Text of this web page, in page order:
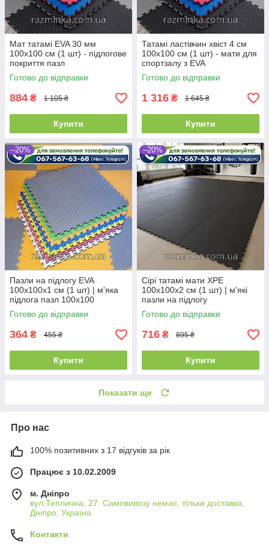
Мат татамі EVA 30 мм
100х100 см (1 шт) - підлогове
покриття пазл
Готово до відправки
884 ₴ 1 105 ₴
Купити
Татамі ластівчин хвіст 4 см
100х100 см (1 шт) - мати для
спортзалу з EVA
Готово до відправки
1 316 ₴ 1 645 ₴
Купити
–20%
Пазли на підлогу EVA
100х100х1 см (1 шт) | м'яка
підлога пазл 100х100
Готово до відправки
364 ₴ 455 ₴
Купити
–20%
Сірі татамі мати XPE
100х100х2 см (1 шт) | м'які
пазли на підлогу
Готово до відправки
716 ₴ 895 ₴
Купити
Показати ще
Про нас
100% позитивних з 17 відгуків за рік
Працює з 10.02.2009
м. Дніпро
вул.Теплична, 27. Самовивозу немає, тільки доставка,
Дніпро, Україна
Контакти